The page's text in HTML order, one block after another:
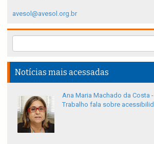
avesol@avesol.org.br
Notícias mais acessadas
Ana Maria Machado da Costa
Trabalho fala sobre